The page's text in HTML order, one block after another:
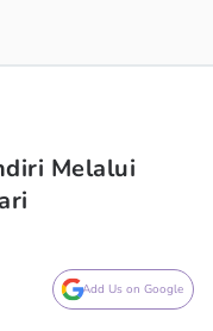
Melalui
Add Us on Google